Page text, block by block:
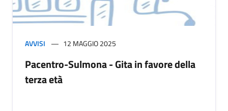
AVVISI 12 MAGGIO 2025
Pacentro-Sulmona - Gita in favore della
terza età